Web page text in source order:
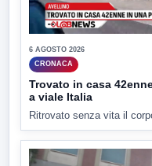
6 AGOSTO 2026
CRONACA
Trovato in casa
a viale Italia
Ritrovato senza vita il